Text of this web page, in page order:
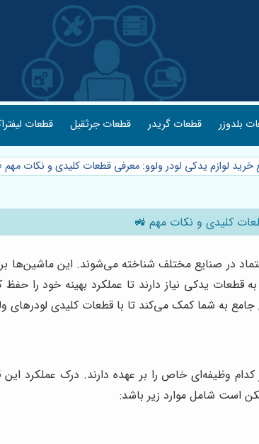
بلدوزر قطعات گریدر قطعات جرثقیل قطعات
خرید لوازم یدکی لودر ولوو: معرفی قطعات کلیدی و نکات مهم
کلیدی و نکات مهم 🚜
در صنایع مختلف شناخته می‌شوند. این
به قطعات یدکی نیاز دارند تا عملکرد بهینه خود
به شما کمک می‌کند تا با قطعات کلیدی لودرهای
وظیفه‌ای خاص را بر عهده دارند. درک عملکرد
است شامل موارد زیر باشد: